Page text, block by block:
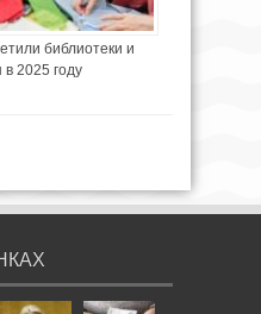
библиотеки и
2025 году